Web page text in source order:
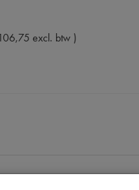
106,75 excl. btw )